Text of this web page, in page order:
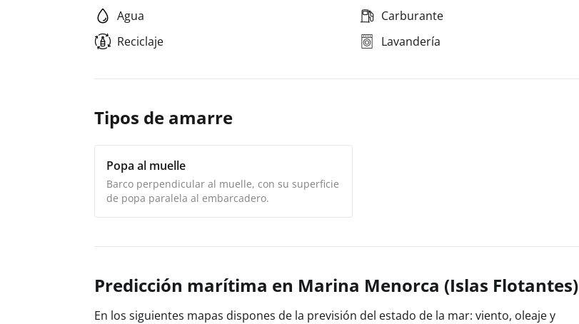
Agua
Carburante
Reciclaje
Lavandería
Tipos de amarre
Popa al muelle
Barco perpendicular al muelle, con su superficie
de popa paralela al embarcadero.
Predicción marítima en Marina Menorca (Islas Flotantes)
En los siguientes mapas dispones de la previsión del estado de la mar: viento, oleaje y